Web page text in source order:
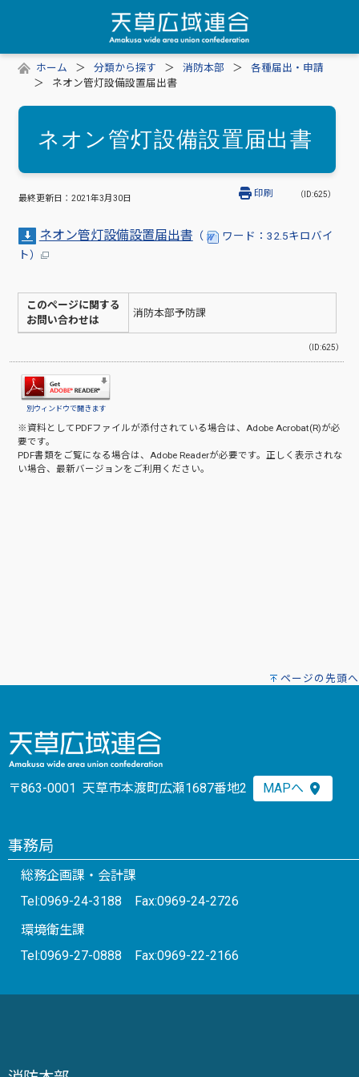
ホーム 分類から探す 消防本部
各種届出・申請
ネオン管灯設備設置届出書
ネオン管灯設備設置届出書
最終更新日： 2021年3月30日 （ID:625）
印刷
ネオン管灯設備設置届出書 （
ワード：32.5キロバイ
ト）
このページに関する
お問い合わせは
消防本部予防課
（ID:625）
別ウィンドウで開きます
※資料としてPDFファイルが添付されている場合は、Adobe Acrobat(R)が必
要です。
PDF書類をご覧になる場合は、Adobe Readerが必要です。正しく表示されな
い場合、最新バージョンをご利用ください。
ページの先頭へ
〒863-0001 天草市本渡町広瀬1687番地2 MAPへ
事務局
総務企画課・会計課
Tel:0969-24-3188 Fax:0969-24-2726
環境衛生課
Tel:0969-27-0888 Fax:0969-22-2166